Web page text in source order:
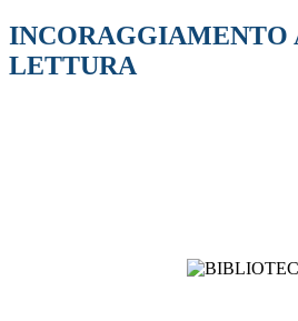
INCORAGGIAMENTO
LETTURA